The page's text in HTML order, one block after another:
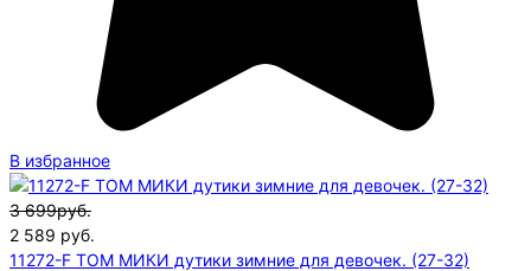
В избранное
3 699руб.
2 589 руб.
11272-F ТОМ МИКИ дутики зимние для девочек. (27-32)